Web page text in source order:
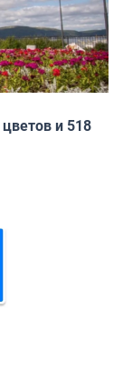
и 518